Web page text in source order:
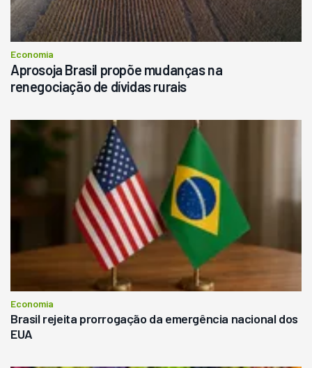
Economia
Aprosoja Brasil propõe mudanças na
renegociação de dívidas rurais
Economia
Brasil rejeita prorrogação da emergência nacional dos
EUA